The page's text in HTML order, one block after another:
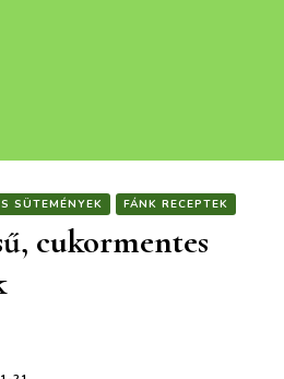
SÜTEMÉNYEK FÁNK RECEPTEK
cukormentes